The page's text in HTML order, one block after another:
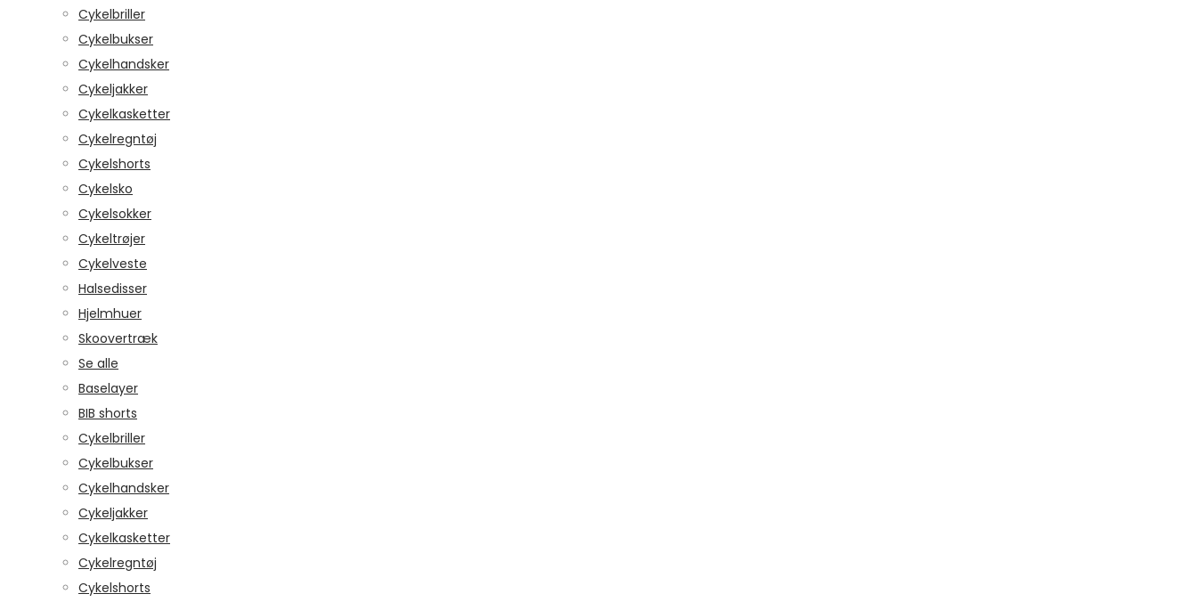
Cykelbriller
Cykelbukser
Cykelhandsker
Cykeljakker
Cykelkasketter
Cykelregntøj
Cykelshorts
Cykelsko
Cykelsokker
Cykeltrøjer
Cykelveste
Halsedisser
Hjelmhuer
Skoovertræk
Se alle
Baselayer
BIB shorts
Cykelbriller
Cykelbukser
Cykelhandsker
Cykeljakker
Cykelkasketter
Cykelregntøj
Cykelshorts